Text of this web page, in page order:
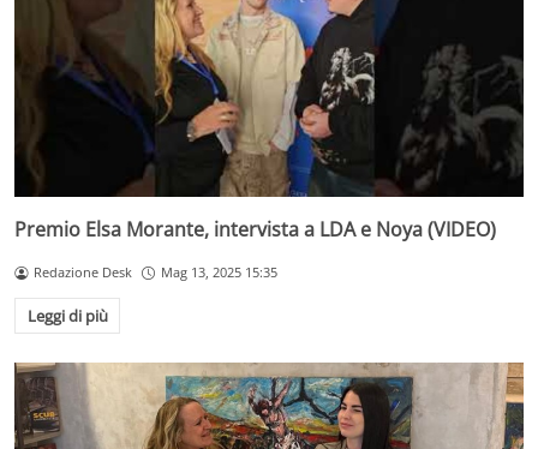
Premio Elsa Morante, intervista a LDA e Noya (VIDEO)
Redazione Desk Mag 13, 2025 15:35
Leggi di più